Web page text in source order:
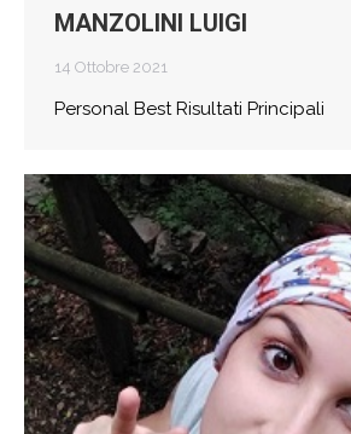
MANZOLINI LUIGI
14 Ottobre 2021
Personal Best Risultati Principali